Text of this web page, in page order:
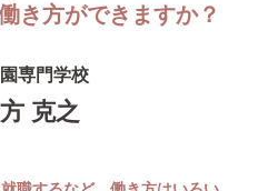
き方ができますか？
専門学校
克之